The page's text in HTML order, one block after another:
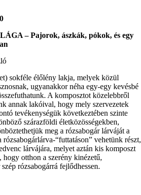
– Pajorok, ászkák, pókok, és egy
sokféle élőlény lakja, melyek közül
ugyanakkor néha egy-egy kevésbé
A komposztot közelebbről
annak lakóival, hogy mely szervezetek
tevékenységük következtében szinte
szárazföldi életközösségekben,
meg a rózsabogár lárváját a
“futtatáson” vehetünk részt,
lárvájára, melyet aztán kis komposzt
hogy otthon a szerény kinézetű,
rózsabogárrá fejlődhessen.